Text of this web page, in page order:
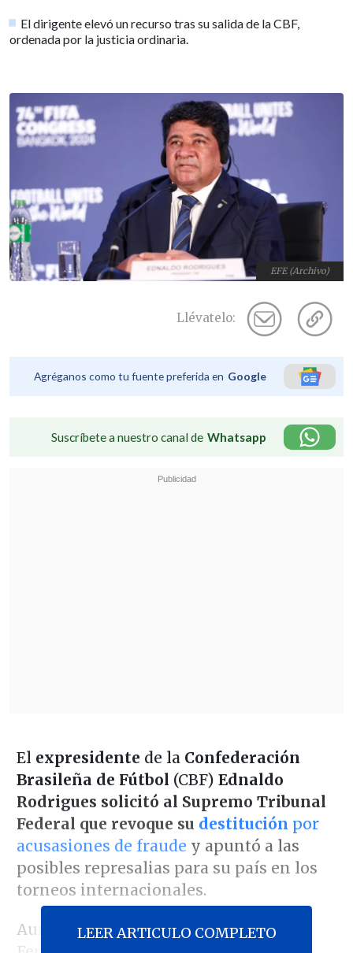
El dirigente elevó un recurso tras su salida de la CBF,
ordenada por la justicia ordinaria.
EFE (Archivo)
Llévatelo:
Agréganos como tu fuente preferida en Google
Suscríbete a nuestro canal de Whatsapp
El expresidente de la Confederación
Brasileña de Fútbol (CBF) Ednaldo
Rodrigues solicitó al Supremo Tribunal
Federal que revoque su destitución por
acusasiones de fraude y apuntó a las
posibles represalias para su país en los
torneos internacionales.
Aunque se acató el nombramiento de
LEER ARTICULO COMPLETO